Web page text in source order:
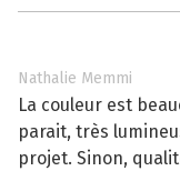
Nathalie Memmi
La couleur est
parait, très
projet. Sinon,